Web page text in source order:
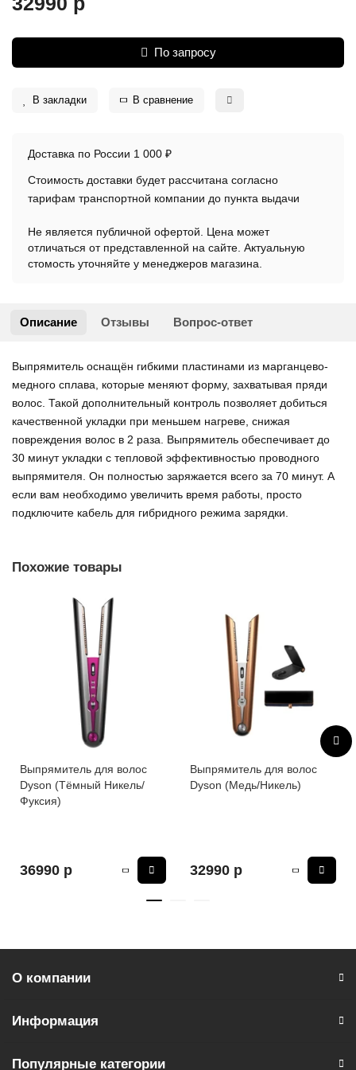
По запросу
В закладки В сравнение
Доставка по России 1 000 ₽
Стоимость доставки будет рассчитана согласно
тарифам транспортной компании до пункта выдачи
Не является публичной офертой. Цена может
отличаться от представленной на сайте. Актуальную
стомость уточняйте у менеджеров магазина.
Описание Отзывы Вопрос-ответ
Выпрямитель оснащён гибкими пластинами из марганцево-
медного сплава, которые меняют форму, захватывая пряди
волос. Такой дополнительный контроль позволяет добиться
качественной укладки при меньшем нагреве, снижая
повреждения волос в 2 раза. Выпрямитель обеспечивает до
30 минут укладки с тепловой эффективностью проводного
выпрямителя. Он полностью заряжается всего за 70 минут. А
если вам необходимо увеличить время работы, просто
подключите кабель для гибридного режима зарядки.
Похожие товары
Выпрямитель для волос
Dyson (Тёмный Никель/
Фуксия)
36990 р
Выпрямитель для волос
Dyson (Медь/Никель)
32990 р
О компании
Информация
Популярные категории